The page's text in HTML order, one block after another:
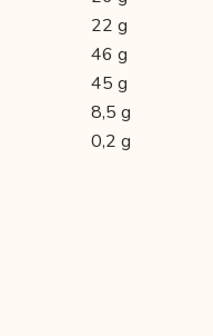
22 g
46 g
45 g
8,5 g
0,2 g